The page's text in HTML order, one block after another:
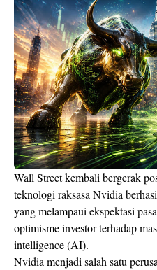
Wall Street kembali bergerak
teknologi raksasa Nvidia
yang melampaui ekspektasi
optimisme investor terhadap
intelligence (AI).
Nvidia menjadi salah satu